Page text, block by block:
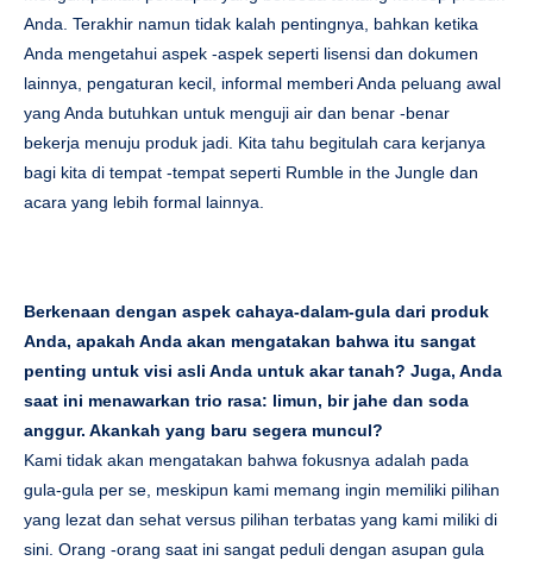
Anda. Terakhir namun tidak kalah pentingnya, bahkan ketika
Anda mengetahui aspek -aspek seperti lisensi dan dokumen
lainnya, pengaturan kecil, informal memberi Anda peluang awal
yang Anda butuhkan untuk menguji air dan benar -benar
bekerja menuju produk jadi. Kita tahu begitulah cara kerjanya
bagi kita di tempat -tempat seperti Rumble in the Jungle dan
acara yang lebih formal lainnya.
Berkenaan dengan aspek cahaya-dalam-gula dari produk
Anda, apakah Anda akan mengatakan bahwa itu sangat
penting untuk visi asli Anda untuk akar tanah? Juga, Anda
saat ini menawarkan trio rasa: limun, bir jahe dan soda
anggur. Akankah yang baru segera muncul?
Kami tidak akan mengatakan bahwa fokusnya adalah pada
gula-gula per se, meskipun kami memang ingin memiliki pilihan
yang lezat dan sehat versus pilihan terbatas yang kami miliki di
sini. Orang -orang saat ini sangat peduli dengan asupan gula